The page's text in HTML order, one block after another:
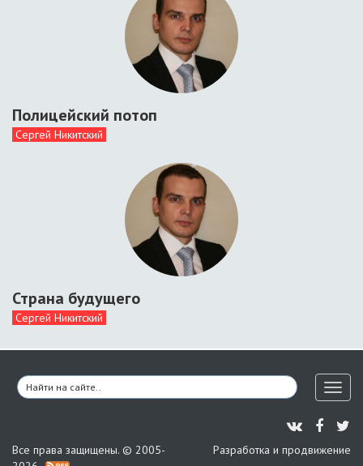
Полицейский потоп
Сергей Никитский
Страна будущего
Сергей Никитский
Все права защищены. © 2005-
Разработка и продвижение